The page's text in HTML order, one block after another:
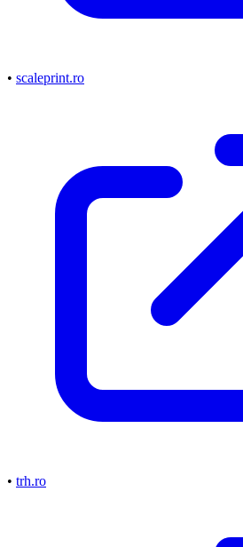
• scaleprint.ro
• trh.ro